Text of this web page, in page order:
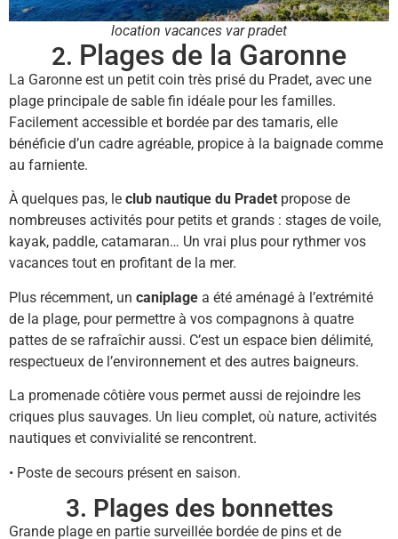
location vacances var pradet
2. Plages de la Garonne
La Garonne est un petit coin très prisé du Pradet, avec une
plage principale de sable fin idéale pour les familles.
Facilement accessible et bordée par des tamaris, elle
bénéficie d’un cadre agréable, propice à la baignade comme
au farniente.
À quelques pas, le club nautique du Pradet propose de
nombreuses activités pour petits et grands : stages de voile,
kayak, paddle, catamaran… Un vrai plus pour rythmer vos
vacances tout en profitant de la mer.
Plus récemment, un caniplage a été aménagé à l’extrémité
de la plage, pour permettre à vos compagnons à quatre
pattes de se rafraîchir aussi. C’est un espace bien délimité,
respectueux de l’environnement et des autres baigneurs.
La promenade côtière vous permet aussi de rejoindre les
criques plus sauvages. Un lieu complet, où nature, activités
nautiques et convivialité se rencontrent.
• Poste de secours présent en saison.
3. Plages des bonnettes
Grande plage en partie surveillée bordée de pins et de